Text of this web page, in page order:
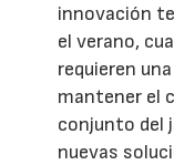
innovación
el verano,
requieren
mantener el
conjunto del
nuevas